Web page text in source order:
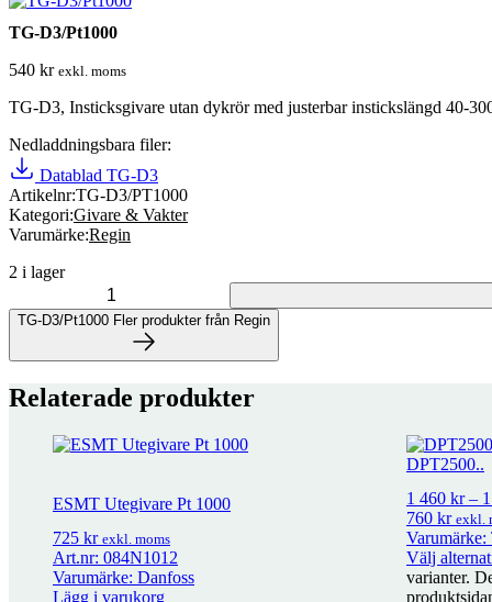
TG-D3/Pt1000
540 kr exkl. moms
TG-D3, Insticksgivare utan dykrör med justerbar instickslängd 40-
Nedladdningsbara filer:
Datablad TG-D3
Artikelnr:TG-D3/PT1000
Kategori:Givare & Vakter
Varumärke:Regin
2 i lager
TG-D3/Pt1000 mängd
TG-D3/Pt1000 Fler produkter från Regin
Fler produkter från Regin
Adapter för M400/M800/M1500 på Reginventiler exkl. moms
Relaterade produkter
ESMT Utegivare Pt 1000
725 kr exkl. moms
Art.nr: 084N1012
Varumärke: Danfoss
Lägg i varukorg
DPT2500..
1 460 kr –
760 kr exkl.
Välj
varianter.